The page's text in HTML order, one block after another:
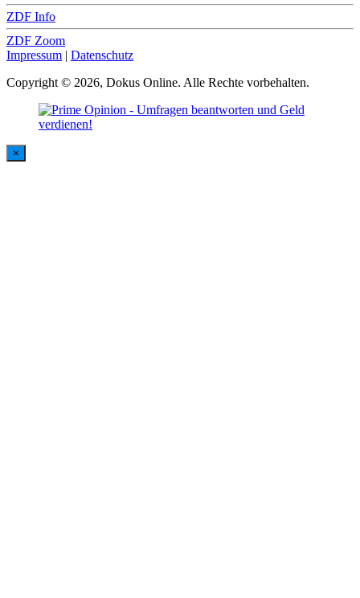
ZDF Info
ZDF Zoom
Impressum | Datenschutz
Copyright © 2026, Dokus Online. Alle Rechte vorbehalten.
×